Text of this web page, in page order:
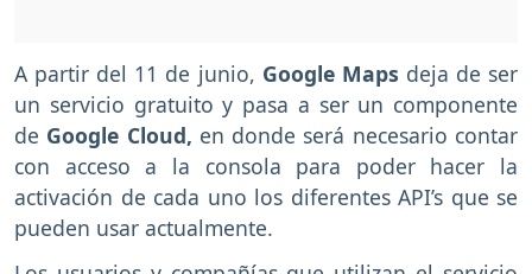
A partir del 11 de junio, Google Maps deja de ser
un servicio gratuito y pasa a ser un componente
de Google Cloud, en donde será necesario contar
con acceso a la consola para poder hacer la
activación de cada uno los diferentes API’s que se
pueden usar actualmente.